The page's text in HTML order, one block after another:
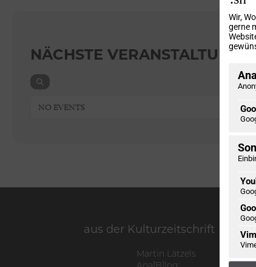
NÄCHSTE
NO EVENTS
aus der Kulturzeitschrift
Martin Lätzels
Wir,
gerne